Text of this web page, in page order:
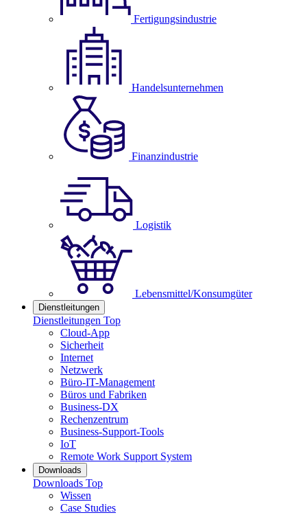
Fertigungsindustrie
Handelsunternehmen
Finanzindustrie
Logistik
Lebensmittel/Konsumgüter
Dienstleitungen
Dienstleitungen Top
Cloud-App
Sicherheit
Internet
Netzwerk
Büro-IT-Management
Büros und Fabriken
Business-DX
Rechenzentrum
Business-Support-Tools
IoT
Remote Work Support System
Downloads
Downloads Top
Wissen
Case Studies